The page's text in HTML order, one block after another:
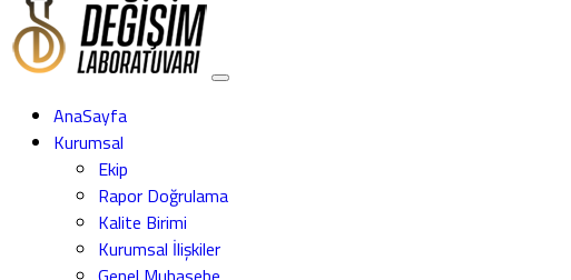
AnaSayfa
Kurumsal
Ekip
Rapor Doğrulama
Kalite Birimi
Kurumsal İlişkiler